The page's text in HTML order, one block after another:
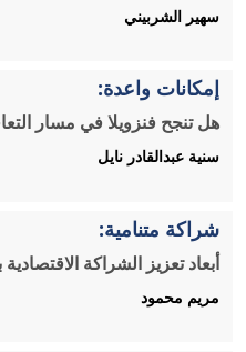
سهير الشربيني
إمكانات واعدة:
هل تنجح فنزويلا في مسار
سنية عبدالقادر نايل
شراكة متنامية:
أبعاد تعزيز الشراكة
مريم محمود